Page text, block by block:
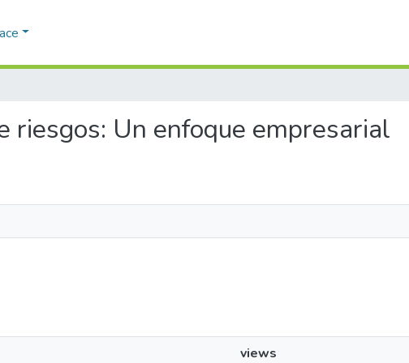
riesgos: Un enfoque empresarial
views